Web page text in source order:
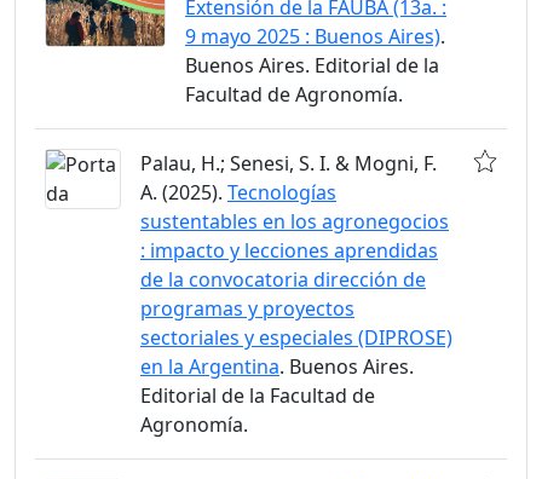
Extensión de la FAUBA (13a. :
9 mayo 2025 : Buenos Aires).
Buenos Aires. Editorial de la
Facultad de Agronomía.
Palau, H.; Senesi, S. I. & Mogni, F.
A. (2025). Tecnologías
sustentables en los agronegocios
: impacto y lecciones aprendidas
de la convocatoria dirección de
programas y proyectos
sectoriales y especiales (DIPROSE)
en la Argentina. Buenos Aires.
Editorial de la Facultad de
Agronomía.